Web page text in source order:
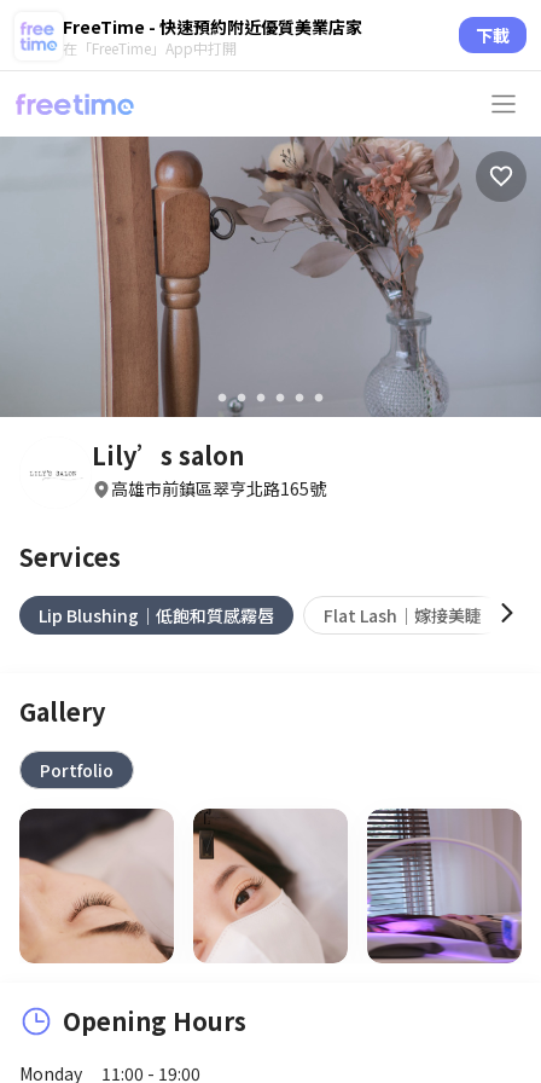
FreeTime - 快速預約附近優質美業店家
在「FreeTime」App中打開 下載
circle circle circle circle circle circle
Lily’s salon
高雄市前鎮區翠亨北路165號
Services
Lip Blushing｜低飽和質感霧唇 Flat Lash｜嫁接美睫
Gallery
Portfolio
Opening Hours
Monday 11:00 - 19:00